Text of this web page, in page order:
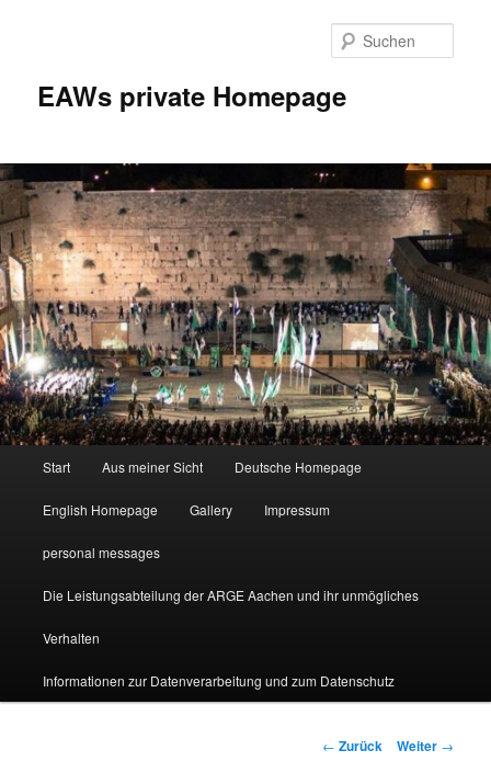
EAWs private Homepage
Start Aus meiner Sicht Deutsche Homepage
English Homepage Gallery Impressum
personal messages
Die Leistungsabteilung der ARGE Aachen und ihr unmögliches
Verhalten
Informationen zur Datenverarbeitung und zum Datenschutz
Beitragsnavigation
← Zurück Weiter →